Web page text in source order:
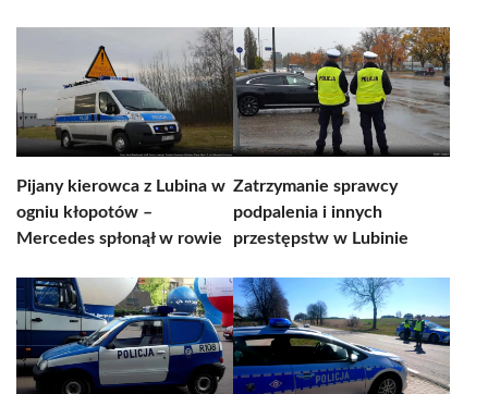
Pijany kierowca z Lubina w
ogniu kłopotów –
Mercedes spłonął w rowie
Zatrzymanie sprawcy
podpalenia i innych
przestępstw w Lubinie